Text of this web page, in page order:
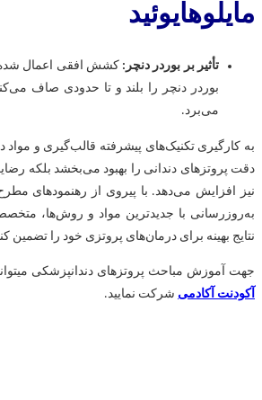
مایلوهایوئید
تأثیر بر بوردر دنچر: کشش افقی اعمال شده
بوردر دنچر را بلند و تا حدودی صاف
می‌برد.
به کارگیری تکنیک‌های پیشرفته قالب‌گیری و مواد
دقت پروتزهای دندانی را بهبود می‌بخشد بلکه رضایت
به‌روزرسانی با جدیدترین مواد و روش‌ها،
نتایج بهینه برای درمان‌های پروتزی خود را تضمین
جهت آموزش مباحث پروتزهای دندانپزشکی
آکودنت آکادمی شرکت نمایید.